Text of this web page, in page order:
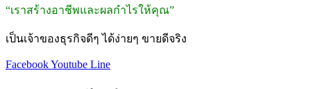
“เราสร้างอาชีพและผลกำไรให้คุณ”
เป็นเจ้าของธุรกิจดีๆ ได้ง่ายๆ ขายดีจริง
FacebookYoutube Line